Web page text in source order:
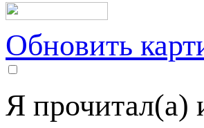
Обновить
Я